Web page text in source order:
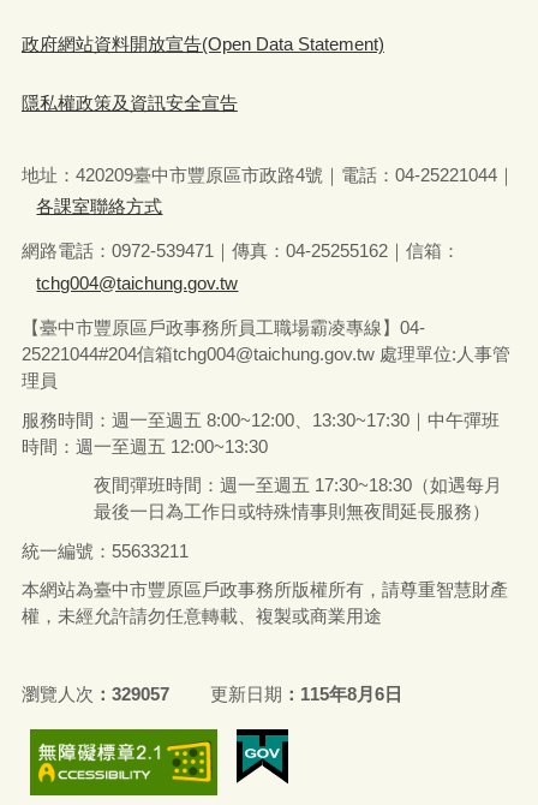
政府網站資料開放宣告(Open Data Statement)
隱私權政策及資訊安全宣告
地址：420209臺中市豐原區市政路4號｜電話：04-25221044｜
各課室聯絡方式
網路電話：0972-539471｜傳真：04-25255162｜信箱：
tchg004@taichung.gov.tw
【臺中市豐原區戶政事務所員工職場霸凌專線】04-
25221044#204信箱tchg004@taichung.gov.tw 處理單位:人事管
理員
服務時間：週一至週五 8:00~12:00、13:30~17:30｜中午彈班
時間：週一至週五 12:00~13:30
夜間彈班時間：週一至週五 17:30~18:30（如遇每月
最後一日為工作日或特殊情事則無夜間延長服務）
統一編號：55633211
本網站為臺中市豐原區戶政事務所版權所有，請尊重智慧財產
權，未經允許請勿任意轉載、複製或商業用途
瀏覽人次 329057 更新日期 115年8月6日